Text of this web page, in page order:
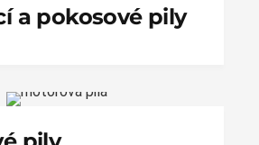
a pokosové pily